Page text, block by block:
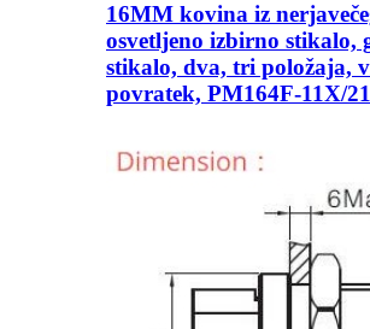
16MM kovina iz
osvetljeno izbirno stikalo,
stikalo, dva, tri položaja,
povratek, PM164F-11X/